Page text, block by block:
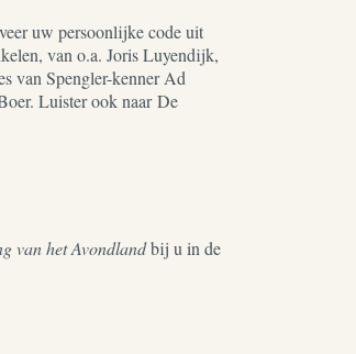
uw persoonlijke code uit
van o.a. Joris Luyendijk,
van Spengler-kenner Ad
Luister ook naar De
van het Avondlandbij u in de